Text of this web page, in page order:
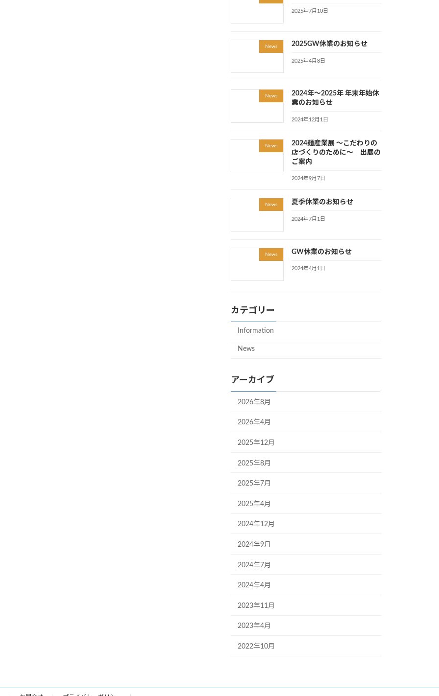
2025年7月10日
News 2025GW休業のお知らせ
2025年4月8日
News
2024年～2025年 年末年始休
業のお知らせ
2024年12月1日
News
2024麺産業展 ～こだわりの
店づくりのために～ 出展の
ご案内
2024年9月7日
News 夏季休業のお知らせ
2024年7月1日
News GW休業のお知らせ
2024年4月1日
カテゴリー
Information
News
アーカイブ
2026年8月
2026年4月
2025年12月
2025年8月
2025年7月
2025年4月
2024年12月
2024年9月
2024年7月
2024年4月
2023年11月
2023年4月
2022年10月